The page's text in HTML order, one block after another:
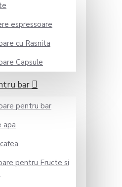
espressoare
cu Rasnita
Capsule
bar
pentru bar
apa
pentru Fructe si